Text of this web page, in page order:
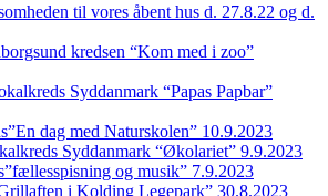
til vores åbent hus d. 27.8.22 og d.
kredsen “Kom med i zoo”
Syddanmark “Papas Papbar”
dag med Naturskolen” 10.9.2023
Syddanmark “Økolariet” 9.9.2023
og musik” 7.9.2023
i Kolding Legepark” 30.8.2023